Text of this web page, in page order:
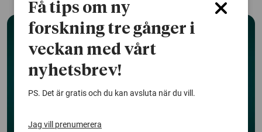
Få tips om ny
forskning tre gånger i
veckan med vårt
nyhetsbrev!
PS. Det är gratis och du kan avsluta när du vill.
Jag vill prenumerera